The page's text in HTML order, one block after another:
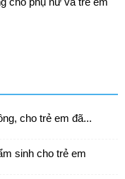
cho trẻ em đã...
sinh cho trẻ em